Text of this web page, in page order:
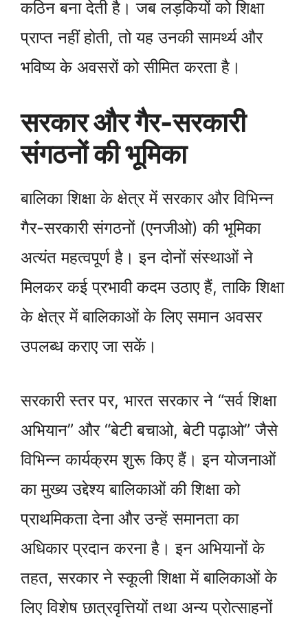
कठिन बना देती है। जब लड़कियों को शिक्षा
प्राप्त नहीं होती, तो यह उनकी सामर्थ्य और
भविष्य के अवसरों को सीमित करता है।
सरकार और गैर-सरकारी
संगठनों की भूमिका
बालिका शिक्षा के क्षेत्र में सरकार और विभिन्न
गैर-सरकारी संगठनों (एनजीओ) की भूमिका
अत्यंत महत्वपूर्ण है। इन दोनों संस्थाओं ने
मिलकर कई प्रभावी कदम उठाए हैं, ताकि शिक्षा
के क्षेत्र में बालिकाओं के लिए समान अवसर
उपलब्ध कराए जा सकें।
सरकारी स्तर पर, भारत सरकार ने “सर्व शिक्षा
अभियान” और “बेटी बचाओ, बेटी पढ़ाओ” जैसे
विभिन्न कार्यक्रम शुरू किए हैं। इन योजनाओं
का मुख्य उद्देश्य बालिकाओं की शिक्षा को
प्राथमिकता देना और उन्हें समानता का
अधिकार प्रदान करना है। इन अभियानों के
तहत, सरकार ने स्कूली शिक्षा में बालिकाओं के
लिए विशेष छात्रवृत्तियों तथा अन्य प्रोत्साहनों